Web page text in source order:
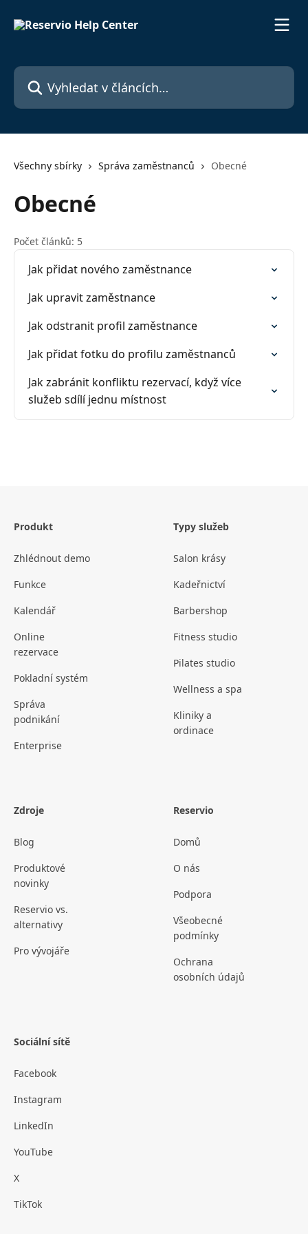
Vyhledat v článcích…
Všechny sbírky Správa zaměstnanců Obecné
Obecné
Počet článků: 5
Jak přidat nového zaměstnance
Jak upravit zaměstnance
Jak odstranit profil zaměstnance
Jak přidat fotku do profilu zaměstnanců
Jak zabránit konfliktu rezervací, když více
služeb sdílí jednu místnost
Produkt
Zhlédnout demo
Funkce
Kalendář
Online
rezervace
Pokladní systém
Správa
podnikání
Enterprise
Typy služeb
Salon krásy
Kadeřnictví
Barbershop
Fitness studio
Pilates studio
Wellness a spa
Kliniky a
ordinace
Zdroje
Blog
Produktové
novinky
Reservio vs.
alternativy
Pro vývojáře
Reservio
Domů
O nás
Podpora
Všeobecné
podmínky
Ochrana
osobních údajů
Sociální sítě
Facebook
Instagram
LinkedIn
YouTube
X
TikTok